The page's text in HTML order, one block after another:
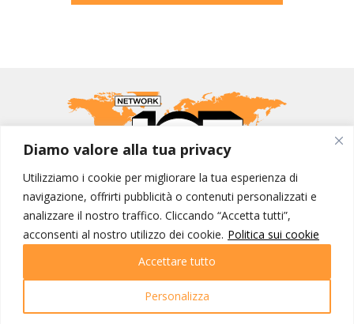
Diamo valore alla tua privacy
Utilizziamo i cookie per migliorare la tua esperienza di
navigazione, offrirti pubblicità o contenuti personalizzati e
analizzare il nostro traffico. Cliccando “Accetta tutti”,
acconsenti al nostro utilizzo dei cookie. Politica sui cookie
Personalizza
Accettare tutto
MONDO IOT VIAGGI
Corporate
I NOSTRI PRODOTTI
Destinazioni